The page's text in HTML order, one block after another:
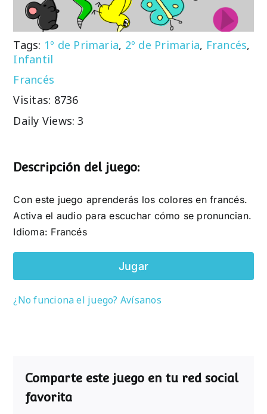
Tags: 1º de Primaria, 2º de Primaria, Francés,
Infantil
Francés
Visitas: 8736
Daily Views: 3
Descripción del juego:
Con este juego aprenderás los colores en francés.
Activa el audio para escuchar cómo se pronuncian.
Idioma: Francés
Jugar
¿No funciona el juego? Avísanos
Comparte este juego en tu red social
favorita